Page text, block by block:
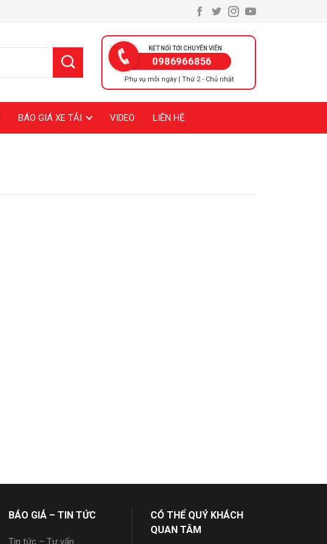
KẾT NỐI TỚI CHUYÊN VIÊN
0986966856
Phụ vụ mỗi ngày | Thứ 2 - Chủ nhật
BÁO GIÁ XE TẢI VIDEO LIÊN HỆ
BÁO GIÁ – TIN TỨC
Tin tức – Tư vấn
CÓ THỂ QUÝ KHÁCH
QUAN TÂM